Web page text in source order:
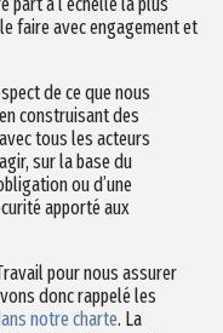
faire avec engagement et
de ce que nous
construisant des
tous les acteurs
sur la base du
ou d’une
apporté aux
pour nous assurer
donc rappelé les
notre charte. La